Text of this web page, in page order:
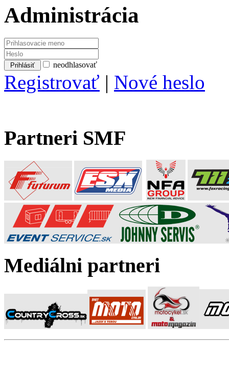
Administrácia
neodhlasovať
Registrovať | Nové heslo
Partneri SMF
Mediálni partneri